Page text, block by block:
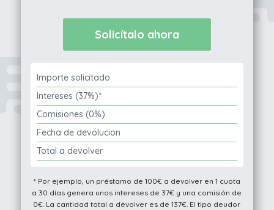
Importe solicitado
Intereses (37%)*
Comisiones (0%)
Fecha de devolucion
Total a devolver
* Por ejemplo, un préstamo de 100€ a devolver en 1 cuota
a 30 días genera unos intereses de 37€ y una comisión de
0€. La cantidad total a devolver es de 137€. El tipo deudor